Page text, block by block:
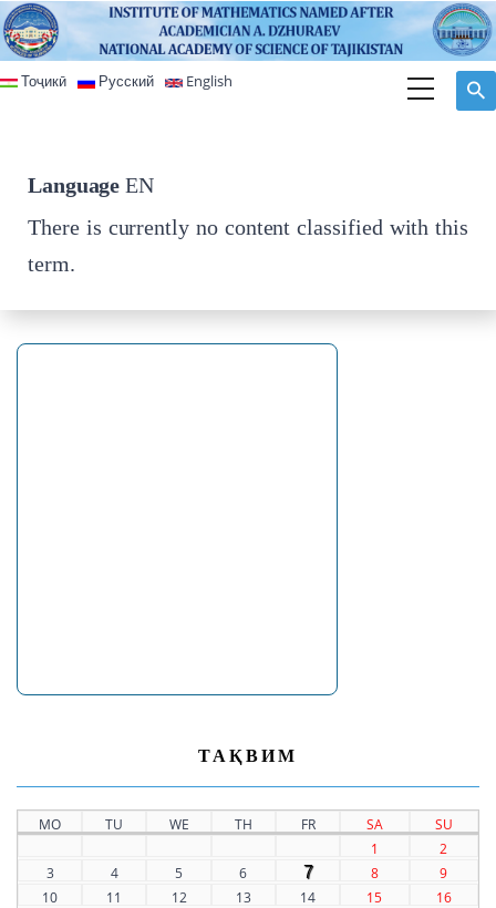
Skip to main content
Тоҷикӣ Русский English
Language EN
There is currently no content classified with this
term.
ТАҚВИМ
MO TU WE TH FR SA
SU
1
2
3
4 5 6 7 8
9
10
11 12 13 14 15
16